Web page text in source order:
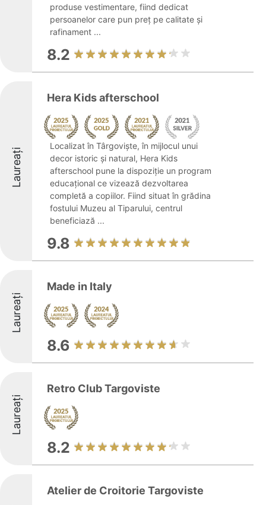
produse vestimentare, fiind dedicat
persoanelor care pun preț pe calitate și
rafinament ...
8.2
Laureați
Hera Kids afterschool
Localizat în Târgovişte, în mijlocul unui
decor istoric și natural, Hera Kids
afterschool pune la dispoziție un program
educațional ce vizează dezvoltarea
completă a copiilor. Fiind situat în grădina
fostului Muzeu al Tiparului, centrul
beneficiază ...
9.8
Laureați
Made in Italy
8.6
Laureați
Retro Club Targoviste
8.2
Atelier de Croitorie Targoviste